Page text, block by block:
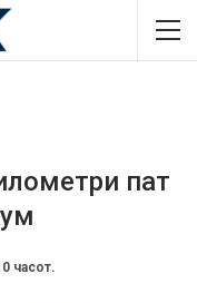
пат
часот.